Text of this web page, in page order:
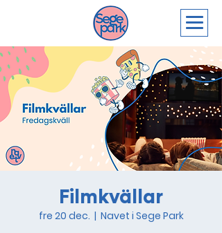
Filmkvällar
fre 20 dec.
  |
Navet i Sege Park